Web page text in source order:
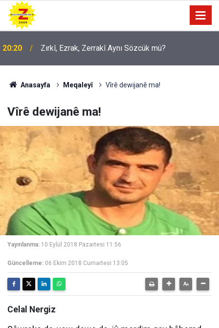
20:20
09:56 Ji Zilma Partîzanan Nimûneyeka Piçûk
Anasayfa Meqaleyî Vîrê dewijanê ma!
Vîrê dewijanê ma!
Yayınlanma: 10 Eylül 2018 Pazartesi 11:56
Güncelleme: 06 Ekim 2018 Cumartesi 13:05
Celal Nergiz